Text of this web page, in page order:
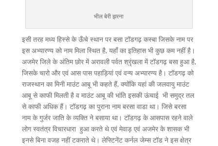
भील बेरी झरना
इसी तरह मध्य हिस्से के ऊँचे स्थान पर बसा टॉडगढ़ कस्बा जिसके नाम पर
इस अभ्यारण्य को नाम मिला स्थित है, यहाँ का इतिहास भी कुछ कम नहीं है।
अजमेर जिले के अंतिम छोर में अरावली पर्वत श्रृंखला में टॉडगढ़ बसा हुआ है,
जि‍सके चारो और एवं आस पास पहाड़ियां एवं वन्य अभ्यारण्य है। टॉडगढ़ को
राजस्थान का मिनी माउंट आबू भी कहते हैं, क्योंकि यहां की जलवायु माउंट
आबू से काफी मिलती है व माउंट आबू की भांति इसकी ऊंचाई भी समुद्र तल
से काफी अधिक हैं। टॉडगढ़ का पुराना नाम बरसा वाडा था। जिसे बरसा
नाम के गुर्जर जाति के व्यक्ति ने बसाया था। टॉडगढ़ के आसपास रहने वाले
लोग स्वतंत्र विचारधारा हुआ करते थे एवं मेवाड़ एवं अजमेर के शासक भी
इनसे बिना वजह नहीं टकराते थे। लेफ्टिनेंट कर्नल जेम्स टॉड ने इस क्षेत्र